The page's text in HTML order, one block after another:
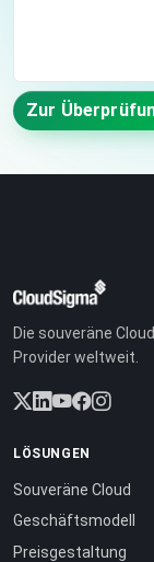
Zur
Die souveräne
Provider weltweit.
LÖSUNGEN
Souveräne Cloud
Geschäftsmodell
Preisgestaltung